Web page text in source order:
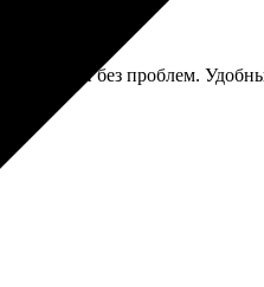
быстро и без проблем.